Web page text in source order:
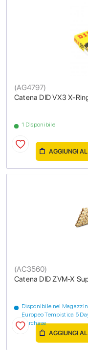
Catena DID VX3 X-
(AG4797)
1 Disponibile
AGGIUNGI
Catena DID ZVM-X
(AC3560)
Disponibile nel
Europeo Tempistica 5
purchase
AGGIUNGI